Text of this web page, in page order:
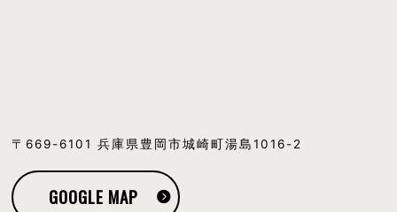
〒669-6101 兵庫県豊岡市城崎町湯島1016-2
GOOGLE MAP